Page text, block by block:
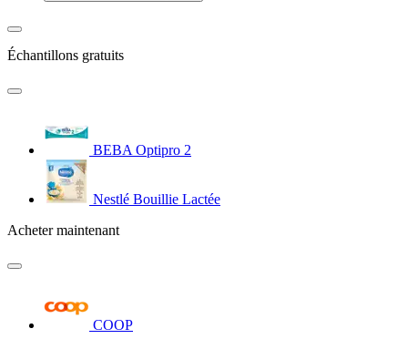
Échantillons gratuits
BEBA Optipro 2
Nestlé Bouillie Lactée
Acheter maintenant
COOP